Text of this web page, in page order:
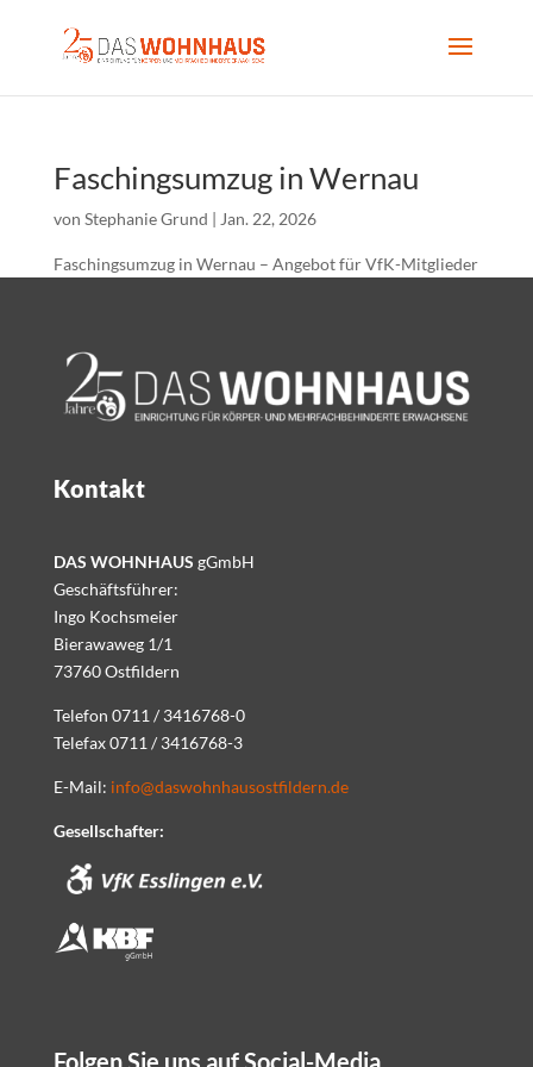
Faschingsumzug in Wernau
von Stephanie Grund | Jan. 22, 2026
Faschingsumzug in Wernau – Angebot für VfK-Mitglieder
Kontakt
DAS WOHNHAUS gGmbH
Geschäftsführer:
Ingo Kochsmeier
Bierawaweg 1/1
73760 Ostfildern
Telefon 0711 / 3416768-0
Telefax 0711 / 3416768-3
E-Mail: info@daswohnhausostfildern.de
Gesellschafter:
Folgen Sie uns auf Social-Media